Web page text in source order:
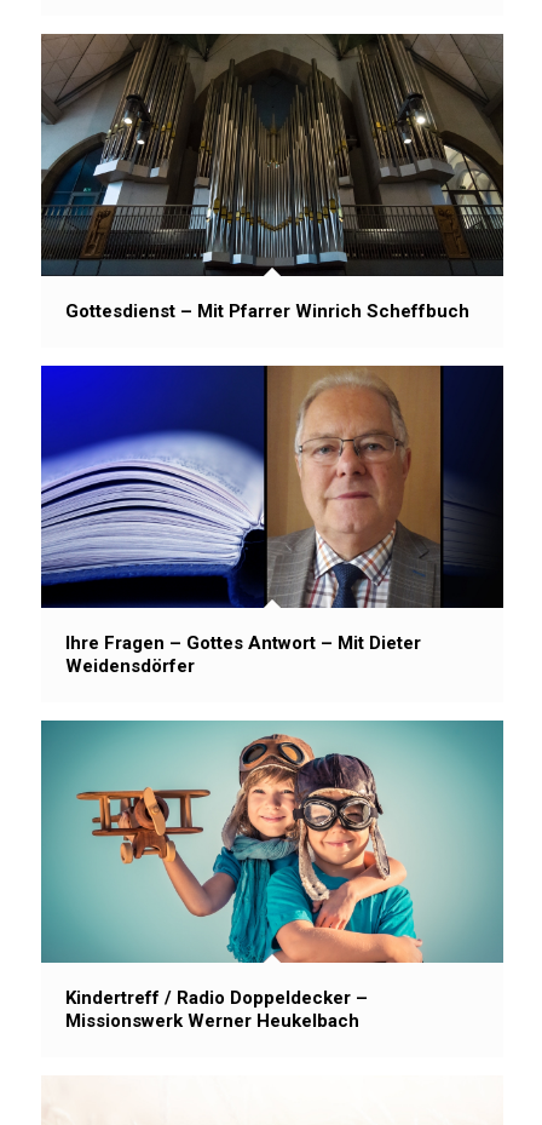
Gottesdienst – Mit Pfarrer Winrich Scheffbuch
Ihre Fragen – Gottes Antwort – Mit Dieter
Weidensdörfer
Kindertreff / Radio Doppeldecker –
Missionswerk Werner Heukelbach